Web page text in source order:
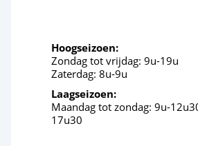
Hoogseizoen:
Zondag tot vrijdag: 9u-19u
Zaterdag: 8u-9u
Laagseizoen:
Maandag tot zondag: 9u-
17u30